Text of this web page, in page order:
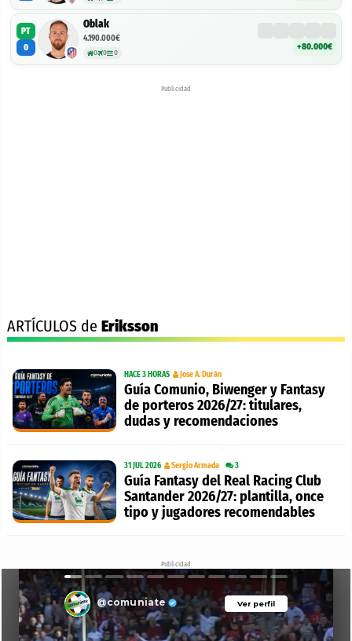
PT
0
Oblak
4.190.000€
0 0 0
+80.000€
Publicidad
ARTÍCULOS de Eriksson
HACE 3 HORAS Jose A. Durán
Guía Comunio, Biwenger y Fantasy
de porteros 2026/27: titulares,
dudas y recomendaciones
31 JUL 2026 Sergio Armada 3
Guía Fantasy del Real Racing Club
Santander 2026/27: plantilla, once
tipo y jugadores recomendables
Publicidad
Ver perfil
@comuniate Ver perfil